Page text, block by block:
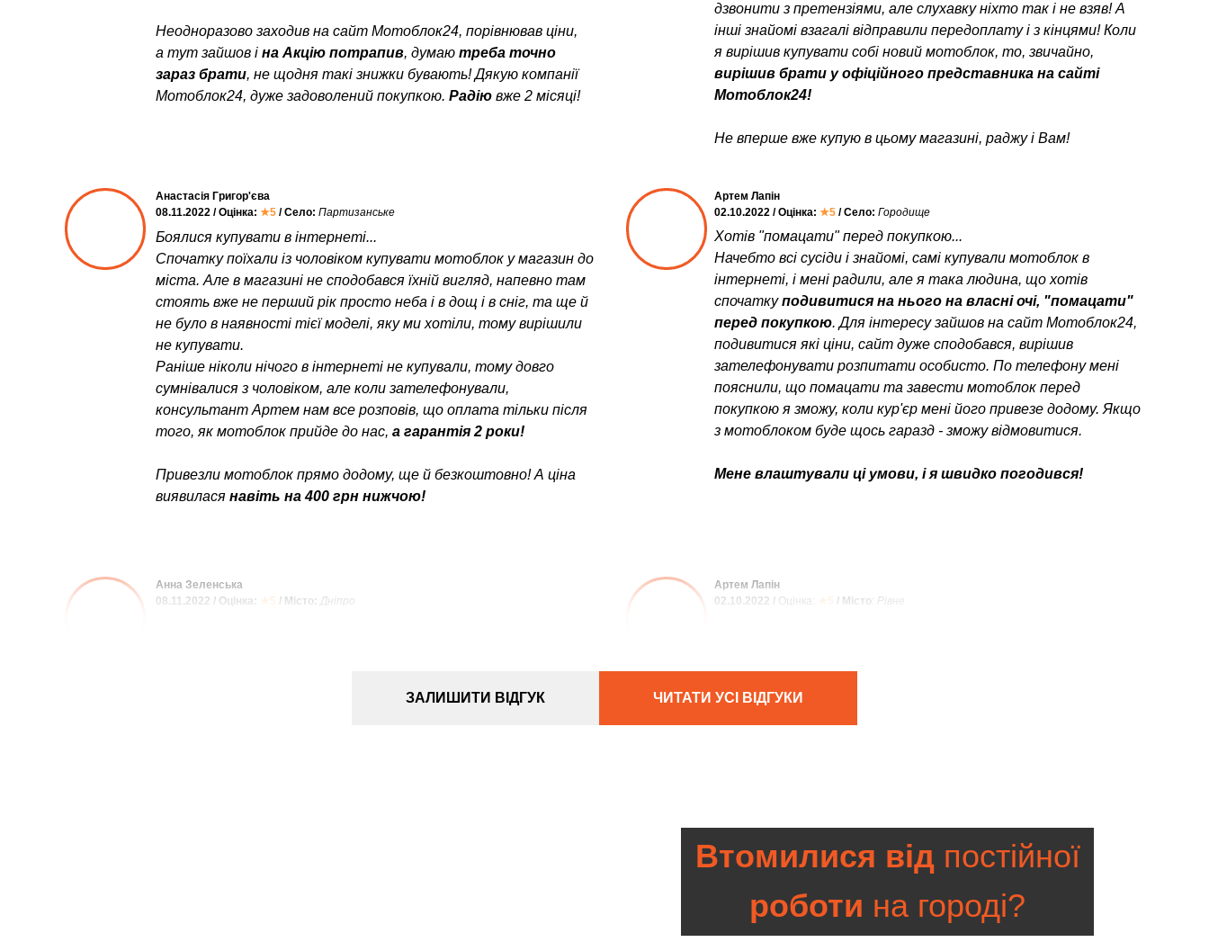
Хотів "помацати" перед покупкою...
Начебто всі сусіди і знайомі, самі купували мотоблок в
інтернеті, і мені радили, але я така людина, що хотів
спочаткуподивитися на нього на власні очі, "помацати"
перед покупкою. Для інтересу зайшов на сайт Мотоблок24,
подивитися які ціни, сайт дуже сподобався, вирішив
зателефонувати розпитати особисто. По телефону мені
пояснили, що помацати та завести мотоблок перед
покупкою я зможу, коли кур'єр мені його привезе додому. Якщо
з мотоблоком буде щось гаразд - зможу відмовитися.
Мене влаштували ці умови, і я швидко погодився!
Артем Лапін
02.10.2022 / Оцінка: ★5 / Село: Городище
дзвонити з претензіями, але слухавку ніхто так і не взяв! А
інші знайомі взагалі відправили передоплату і з кінцями! Коли
я вирішив купувати собі новий мотоблок, то, звичайно,
вирішив брати у офіційного представника на сайті
Мотоблок24!
Не вперше вже купую в цьому магазині, раджу і Вам!
Боялися купувати в інтернеті...
Спочатку поїхали із чоловіком купувати мотоблок у магазин до
міста. Але в магазині не сподобався їхній вигляд, напевно там
стоять вже не перший рік просто неба і в дощ і в сніг, та ще й
не було в наявності тієї моделі, яку ми хотіли, тому вирішили
не купувати.
Раніше ніколи нічого в інтернеті не купували, тому довго
сумнівалися з чоловіком, але коли зателефонували,
консультант Артем нам все розповів, що оплата тільки після
того, як мотоблок прийде до нас, а гарантія 2 роки!
Привезли мотоблок прямо додому, ще й безкоштовно! А ціна
виявилася навіть на 400 грн нижчою!
Анастасія Григор'єва
08.11.2022 / Оцінка: ★5 / Село: Партизанське
Артем Лапін
02.10.2022 / Оцінка: ★5 / Місто: Рівне
Анна Зеленська
08.11.2022 / Оцінка: ★5 / Місто: Дніпро
Неодноразово заходив на сайт Мотоблок24, порівнював ціни,
а тут зайшов і на Акцію потрапив, думаю треба точно
зараз брати, не щодня такі знижки бувають! Дякую компанії
Мотоблок24, дуже задоволений покупкою. Радію вже 2 місяці!
ЗАЛИШИТИ ВІДГУК ЧИТАТИ УСІ ВІДГУКИ
Втомилися відпостійної
роботи на городі?